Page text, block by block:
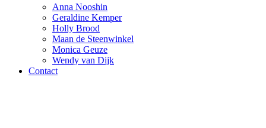
Anna Nooshin
Geraldine Kemper
Holly Brood
Maan de Steenwinkel
Monica Geuze
Wendy van Dijk
Contact